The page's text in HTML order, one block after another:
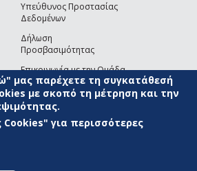
Υπεύθυνος Προστασίας
Δεδομένων
Δήλωση
Προσβασιμότητας
Επικοινωνία με την Ομάδα
Ανάπτυξης του site(link sends e-mail)
ΟΡΟΙ ΧΡΗΣΗΣ
μας παρέχετε τη συγκατάθεσή
με σκοπό τη μέτρηση και την
Cookies" για περισσότερες